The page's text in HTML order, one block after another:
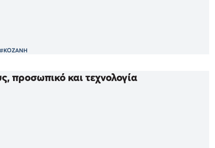
#ΚΟΖΑΝΗ
προσωπικό και τεχνολογία